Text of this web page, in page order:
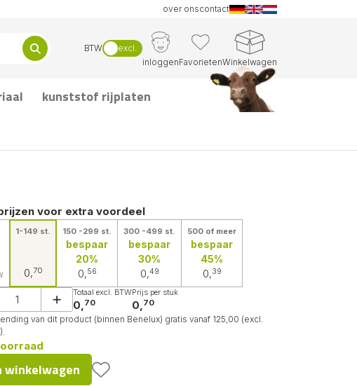
over onscontact
BTW
excl.
inloggenFavorietenWinkelwagen
kunststof rijplaten
voor extra voordeel
1-149 st.
0,70
150 -299 st.
bespaar
20%
0,56
300 -499 st.
bespaar
30%
0,49
500 of meer
bespaar
45%
0,39
Totaal excl. BTW
0,70
Prijs per stuk
0,70
van dit product (binnen Benelux) gratis vanaf 125,00 (excl.
winkelwagen